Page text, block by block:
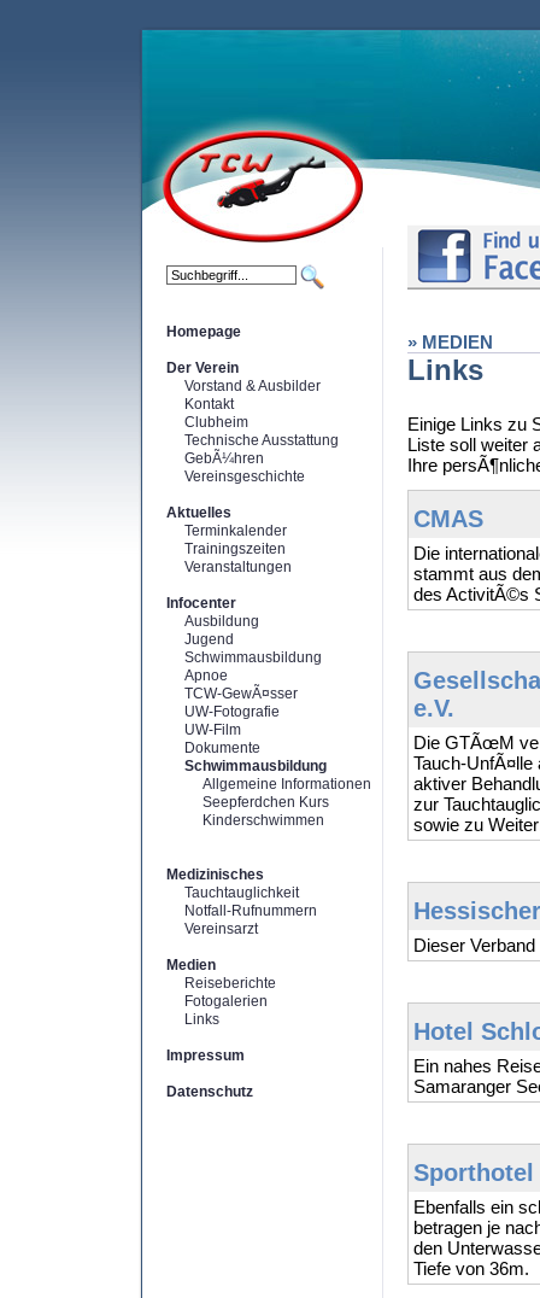
Homepage
Der Verein
Vorstand & Ausbilder
Kontakt
Clubheim
Technische Ausstattung
GebÃ¼hren
Vereinsgeschichte
Aktuelles
Terminkalender
Trainingszeiten
Veranstaltungen
Infocenter
Ausbildung
Jugend
Schwimmausbildung
Apnoe
TCW-GewÃ¤sser
UW-Fotografie
UW-Film
Dokumente
Schwimmausbildung
Allgemeine Informationen
Seepferdchen Kurs
Kinderschwimmen
Medizinisches
Tauchtauglichkeit
Notfall-Rufnummern
Vereinsarzt
Medien
Reiseberichte
Fotogalerien
Links
Impressum
Datenschutz
» MEDIEN
Links
Einige Links zu
Liste soll weiter
Ihre
CMAS
Die
stammt aus
des ActivitÃ©s
e.V.
Die GTÃœM
Tauch-
aktiver
zur
sowie zu
Dieser
Hotel
Ein nahes
Samaranger
Sporthotel
Ebenfalls ein
betragen je
den
Tiefe von 36m.